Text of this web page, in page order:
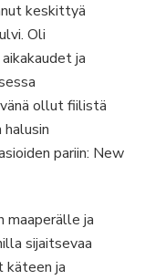
keskittyä
Oli
ja
ollut fiilistä
pariin: New
maaperälle ja
sijaitsevaa
käteen ja